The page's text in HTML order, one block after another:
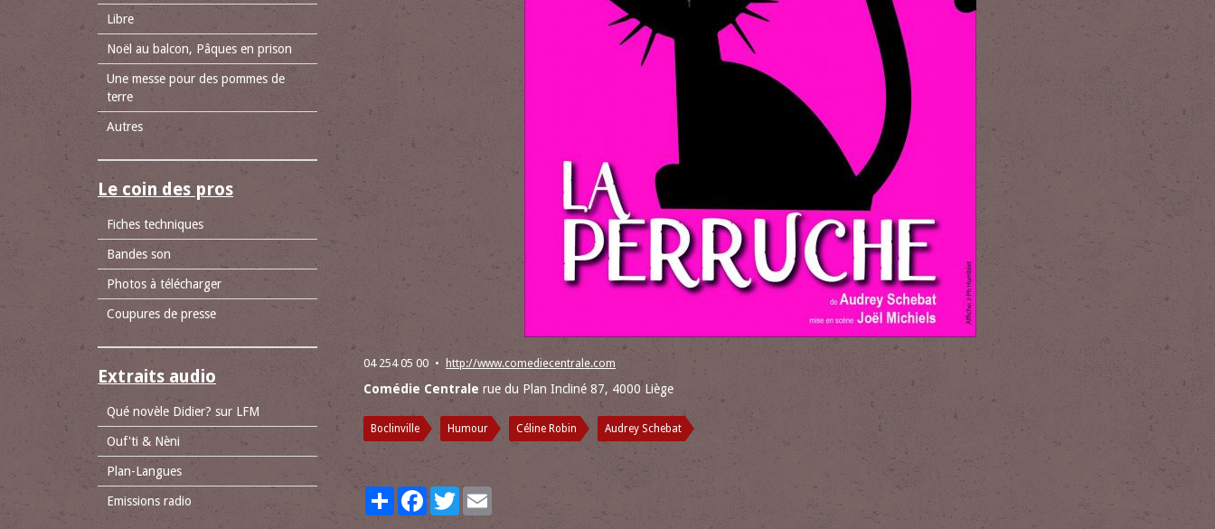
04 254 05 00 http://www.comediecentrale.com
Comédie Centrale rue du Plan Incliné 87, 4000 Liège
Boclinville Humour Céline Robin Audrey Schebat
PartagerFacebookTwitter
Libre
Noël au balcon, Pâques en prison
Une messe pour des pommes de
terre
Autres
Le coin des pros
Fiches techniques
Bandes son
Photos à télécharger
Coupures de presse
Extraits audio
Qué novèle Didier? sur LFM
Ouf'ti & Nèni
Plan-Langues
Emissions radio